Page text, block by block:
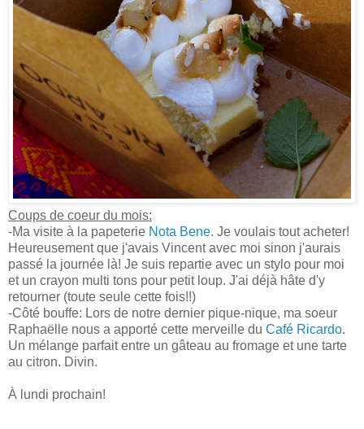
Coups de coeur du mois:
-Ma visite à la papeterie Nota Bene. Je voulais tout acheter!
Heureusement que j'avais Vincent avec moi sinon j'aurais
passé la journée là! Je suis repartie avec un stylo pour moi
et un crayon multi tons pour petit loup. J'ai déjà hâte d'y
retourner (toute seule cette fois!!)
-Côté bouffe: Lors de notre dernier pique-nique, ma soeur
Raphaëlle nous a apporté cette merveille du Café Ricardo.
Un mélange parfait entre un gâteau au fromage et une tarte
au citron. Divin.
À lundi prochain!